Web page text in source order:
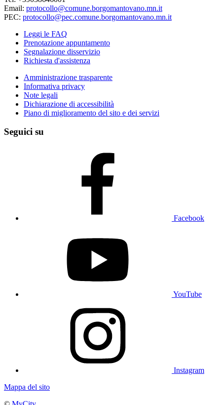
Email: protocollo@comune.borgomantovano.mn.it
PEC: protocollo@pec.comune.borgomantovano.mn.it
Leggi le FAQ
Prenotazione appuntamento
Segnalazione disservizio
Richiesta d'assistenza
Amministrazione trasparente
Informativa privacy
Note legali
Dichiarazione di accessibilità
Piano di miglioramento del sito e dei servizi
Seguici su
Facebook
YouTube
Instagram
Mappa del sito